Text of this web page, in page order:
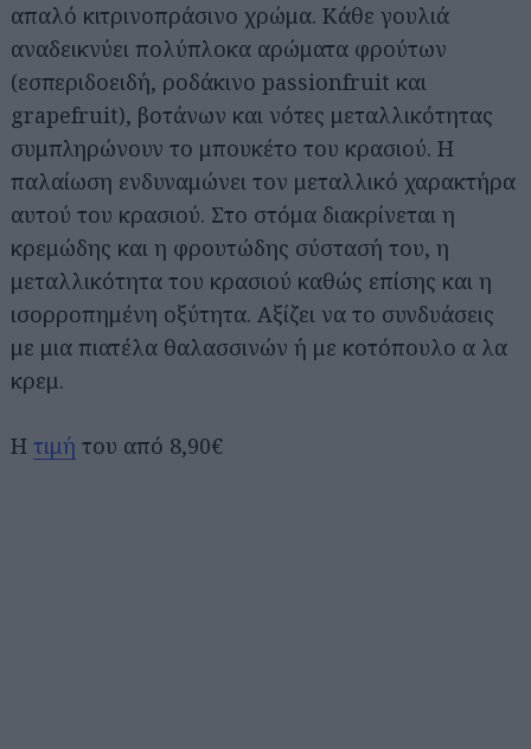
απαλό κιτρινοπράσινο χρώμα. Κάθε γουλιά
αναδεικνύει πολύπλοκα αρώματα φρούτων
(εσπεριδοειδή, ροδάκινο passionfruit και
grapefruit), βοτάνων και νότες μεταλλικότητας
συμπληρώνουν το μπουκέτο του κρασιού. Η
παλαίωση ενδυναμώνει τον μεταλλικό χαρακτήρα
αυτού του κρασιού. Στο στόμα διακρίνεται η
κρεμώδης και η φρουτώδης σύστασή του, η
μεταλλικότητα του κρασιού καθώς επίσης και η
ισορροπημένη οξύτητα. Αξίζει να το συνδυάσεις
με μια πιατέλα θαλασσινών ή με κοτόπουλο α λα
κρεμ.
H τιμή του από 8,90€